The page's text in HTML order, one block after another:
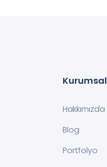
Kurumsal
Hakkımızda
Blog
Portfolyo